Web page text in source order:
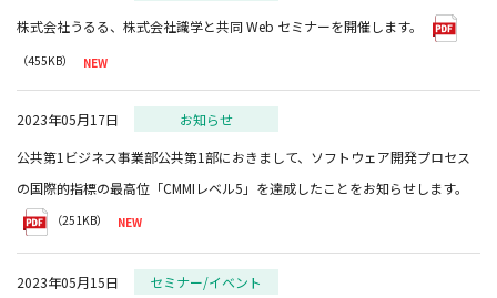
株式会社うるる、株式会社識学と共同 Web セミナーを開催します。
（455KB）
2023年05月17日
お知らせ
公共第1ビジネス事業部公共第1部におきまして、ソフトウェア開発プロセス
の国際的指標の最高位「CMMIレベル5」を達成したことをお知らせします。
（251KB）
2023年05月15日
セミナー/イベント